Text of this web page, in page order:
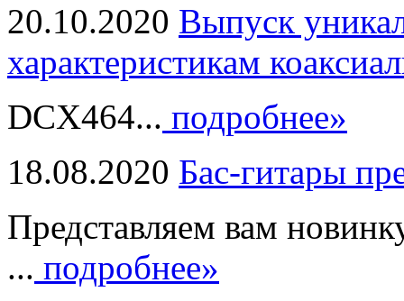
20.10.2020 Выпуск
характеристикам
DCX464... подробнее»
18.08.2020 Бас-гитары
Представляем вам
... подробнее»